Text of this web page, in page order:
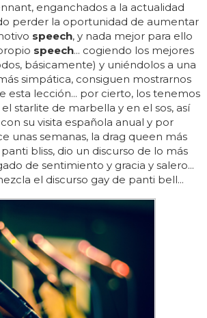
enganchados a la actualidad
perder la oportunidad de aumentar
speech, y nada mejor para ello
speech... cogiendo los mejores
básicamente) y uniéndolos a una
simpática, consiguen mostrarnos
esta lección... por cierto, los tenemos
starlite de marbella y en el sos, así
su visita española anual y por
unas semanas, la drag queen más
bliss, dio un discurso de lo más
de sentimiento y gracia y salero...
el discurso gay de panti bell...